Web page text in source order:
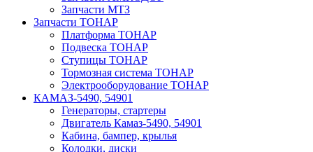
Запчасти МТЗ
Запчасти ТОНАР
Платформа ТОНАР
Подвеска ТОНАР
Ступицы ТОНАР
Тормозная система ТОНАР
Электрооборудование ТОНАР
КАМАЗ-5490, 54901
Генераторы, стартеры
Двигатель Камаз-5490, 54901
Кабина, бампер, крылья
Колодки, диски